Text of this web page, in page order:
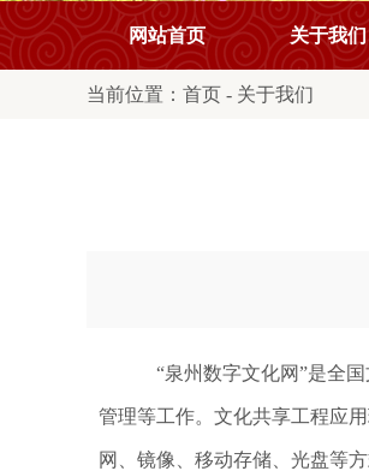
网站首页 关于我们
当前位置： 首页 - 关于我们
“泉州数字文化网”是全
管理等工作。文化共享工程应
网、镜像、移动存储、光盘等